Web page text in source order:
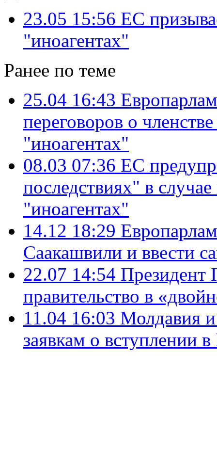
23.05 15:56 ЕС
"иноагентах"
Ранее по теме
25.04 16:43
переговоров о
"иноагентах"
08.03 07:36 ЕС
последствиях" в
"иноагентах"
14.12 18:29
Саакашвили и ввести
22.07 14:54 Президент
правительство в
11.04 16:03 Молдавия
заявкам о вступлении